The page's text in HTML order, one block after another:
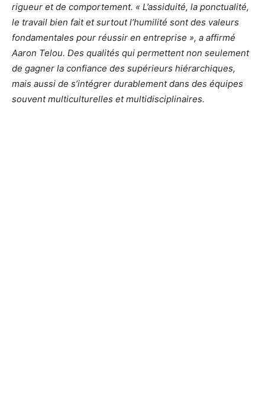
rigueur et de comportement. « L’assiduité, la ponctualité,
le travail bien fait et surtout l’humilité sont des valeurs
fondamentales pour réussir en entreprise », a affirmé
Aaron Telou. Des qualités qui permettent non seulement
de gagner la confiance des supérieurs hiérarchiques,
mais aussi de s’intégrer durablement dans des équipes
souvent multiculturelles et multidisciplinaires.